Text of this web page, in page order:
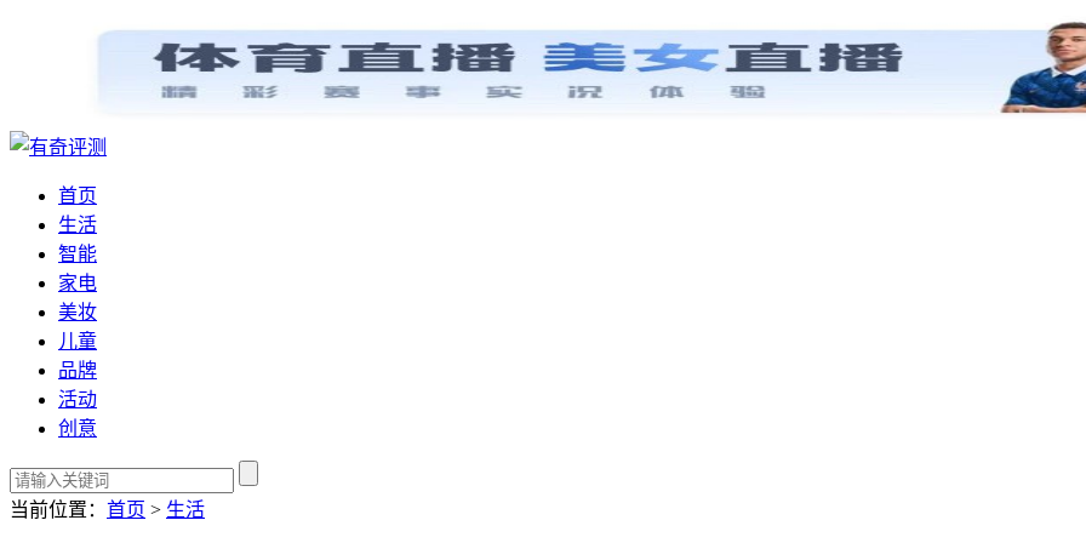
首页
生活
智能
家电
美妆
儿童
品牌
活动
创意
当前位置： 首页 > 生活